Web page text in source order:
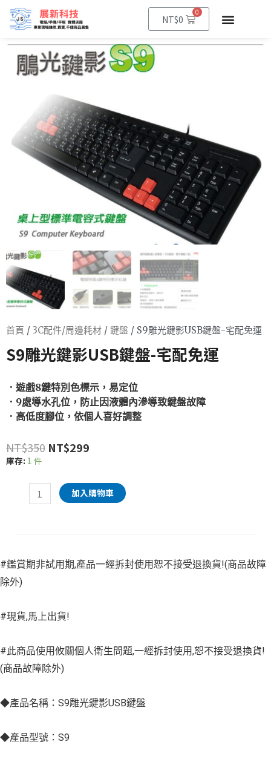
NT$0
0
首頁 / 3C配件/周邊耗材 / 鍵盤 / S9雕光鍵影USB鍵盤-宅配免運
S9雕光鍵影USB鍵盤-宅配免運
．遊戲8鍵特別色標示，易定位
．9處導水孔位，防止因液體內滲導致鍵盤故障
．高低度腳位，依個人喜好調整
NT$350 NT$299
庫存: 1 件
加入購物車
#鑑賞期非試用期,產品一經拆封使用恕不接受退換貨!(商品故障
除外)
#現貨,馬上出貨!
#此商品使用攸關個人衛生問題,一經拆封使用,恕不接受退換貨!
(商品故障除外)
◆產品名稱：S9雕光鍵影USB鍵盤
◆產品型號：S9